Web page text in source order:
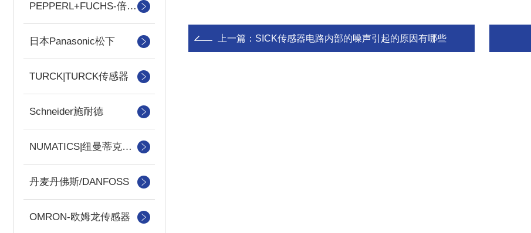
PEPPERL+FUCHS-倍加福
日本Panasonic松下
TURCK|TURCK传感器
Schneider施耐德
NUMATICS|纽曼蒂克电磁阀
丹麦丹佛斯/DANFOSS
OMRON-欧姆龙传感器
上一篇： SICK传感器电路内部的噪声引起的原因有哪些